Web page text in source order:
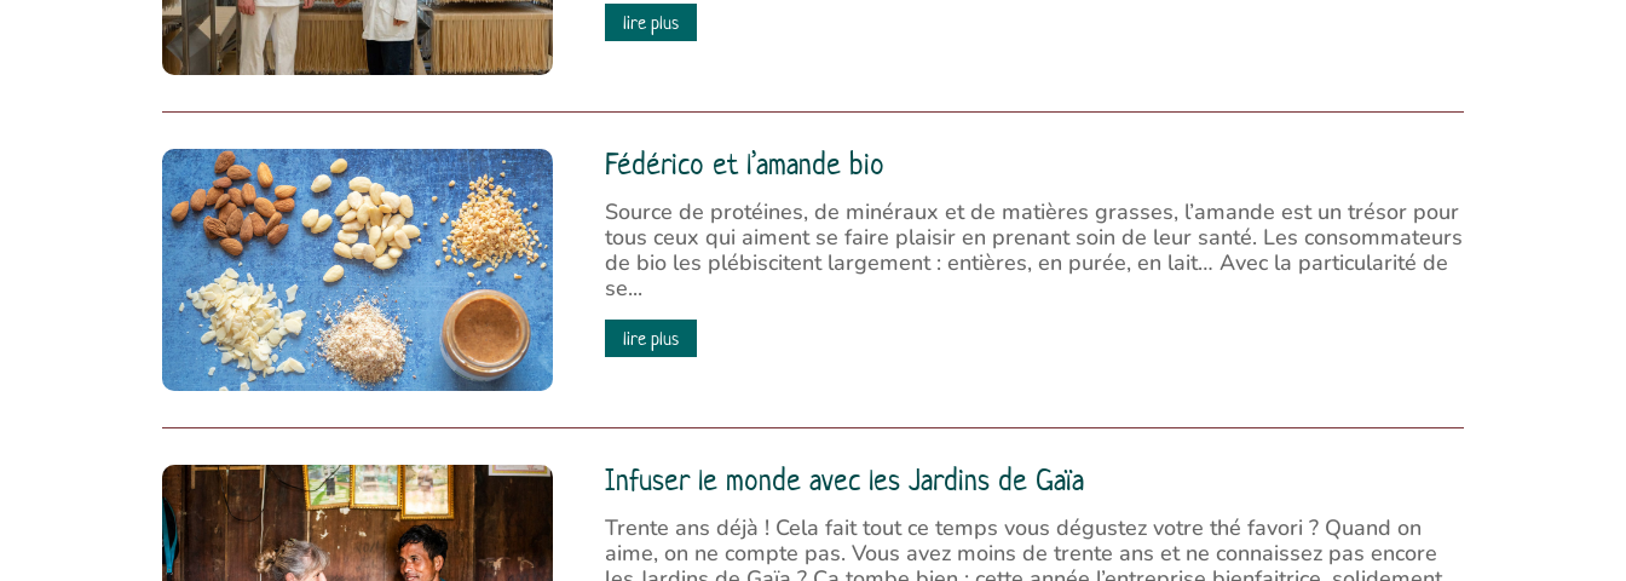
lire plus
Fédérico et l’amande bio
Source de protéines, de minéraux et de matières grasses, l’amande est un trésor pour
tous ceux qui aiment se faire plaisir en prenant soin de leur santé. Les consommateurs
de bio les plébiscitent largement : entières, en purée, en lait… Avec la particularité de
se...
lire plus
Infuser le monde avec les Jardins de Gaïa
Trente ans déjà ! Cela fait tout ce temps vous dégustez votre thé favori ? Quand on
aime, on ne compte pas. Vous avez moins de trente ans et ne connaissez pas encore